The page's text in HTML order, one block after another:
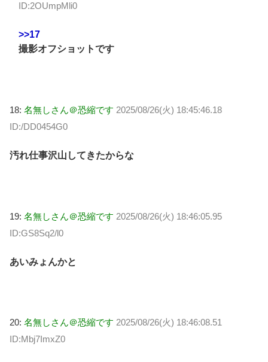
ID:2OUmpMli0
>>17
撮影オフショットです
18: 名無しさん＠恐縮です 2025/08/26(火) 18:45:46.18
ID:/DD0454G0
汚れ仕事沢山してきたからな
19: 名無しさん＠恐縮です 2025/08/26(火) 18:46:05.95
ID:GS8Sq2/l0
あいみょんかと
20: 名無しさん＠恐縮です 2025/08/26(火) 18:46:08.51
ID:Mbj7ImxZ0